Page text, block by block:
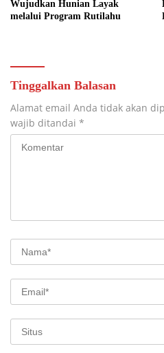
Wujudkan Hunian Layak
melalui Program Rutilahu
Tinggalkan Balasan
Alamat email Anda tidak akan
wajib ditandai *